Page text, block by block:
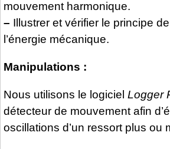
mouvement harmonique.
– Illustrer et vérifier le principe
l’énergie mécanique.
Manipulations :
Nous utilisons le logiciel Logger
détecteur de mouvement afin
oscillations d’un ressort plus ou